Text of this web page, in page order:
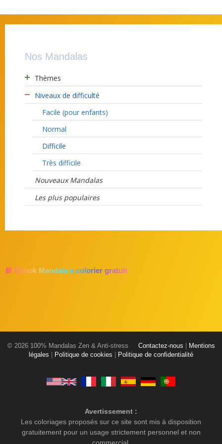
Nos Mandalas
Thèmes
Niveaux de difficulté
Facile (pour enfants)
Normal
Difficile
Très difficile
Nouveaux Mandalas
Les plus populaires
📘 Ebook Mandala à colorier gratuit
© 2026 100% Mandalas Zen & Anti-stress Contactez-nous
Mentions
légales
Politique de cookies Politique de confidentialité
Avertissement :
Les coloriages proposés sur ce site sont mis à disposition
gratuitement pour un usage strictement personnel et non